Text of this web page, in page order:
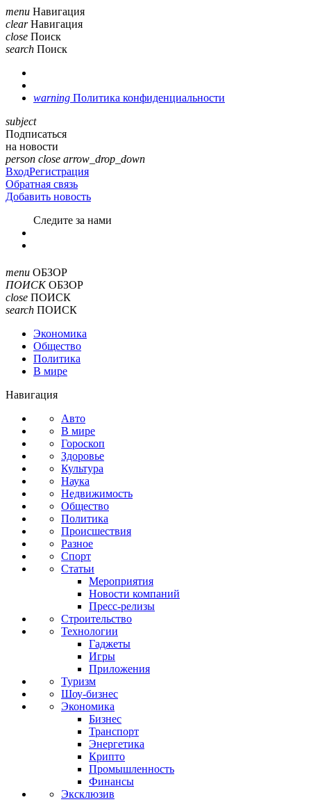
menu Навигация
clear Навигация
close Поиск
search Поиск
warning Политика конфиденциальности
subject
Подписаться
на новости
person close arrow_drop_down
ВходРегистрация
Обратная связь
Добавить новость
Cледите за нами
menu ОБЗОР
ПОИСК ОБЗОР
close ПОИСК
search ПОИСК
Экономика
Общество
Политика
В мире
Навигация
Авто
В мире
Гороскоп
Здоровье
Культура
Наука
Недвижимость
Общество
Политика
Происшествия
Разное
Спорт
Статьи
Мероприятия
Новости компаний
Пресс-релизы
Строительство
Технологии
Гаджеты
Игры
Приложения
Туризм
Шоу-бизнес
Экономика
Бизнес
Транспорт
Энергетика
Крипто
Промышленность
Финансы
Эксклюзив